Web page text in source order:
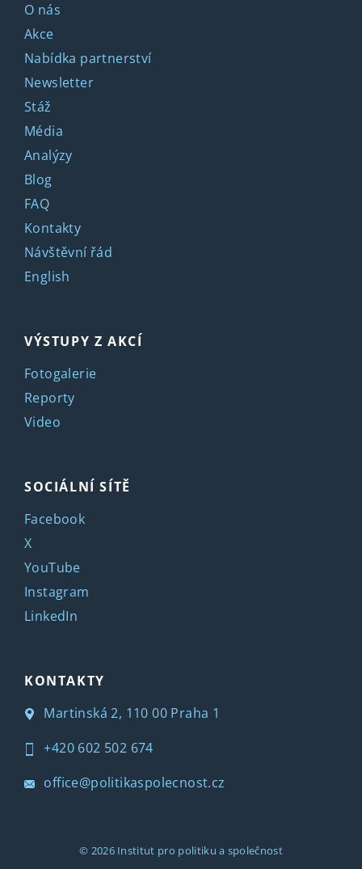
O nás
Akce
Nabídka partnerství
Newsletter
Stáž
Média
Analýzy
Blog
FAQ
Kontakty
Návštěvní řád
English
VÝSTUPY Z AKCÍ
Fotogalerie
Reporty
Video
SOCIÁLNÍ SÍTĚ
Facebook
X
YouTube
Instagram
LinkedIn
KONTAKTY
Martinská 2, 110 00 Praha 1
+420 602 502 674
office@politikaspolecnost.cz
© 2026 Institut pro politiku a společnost